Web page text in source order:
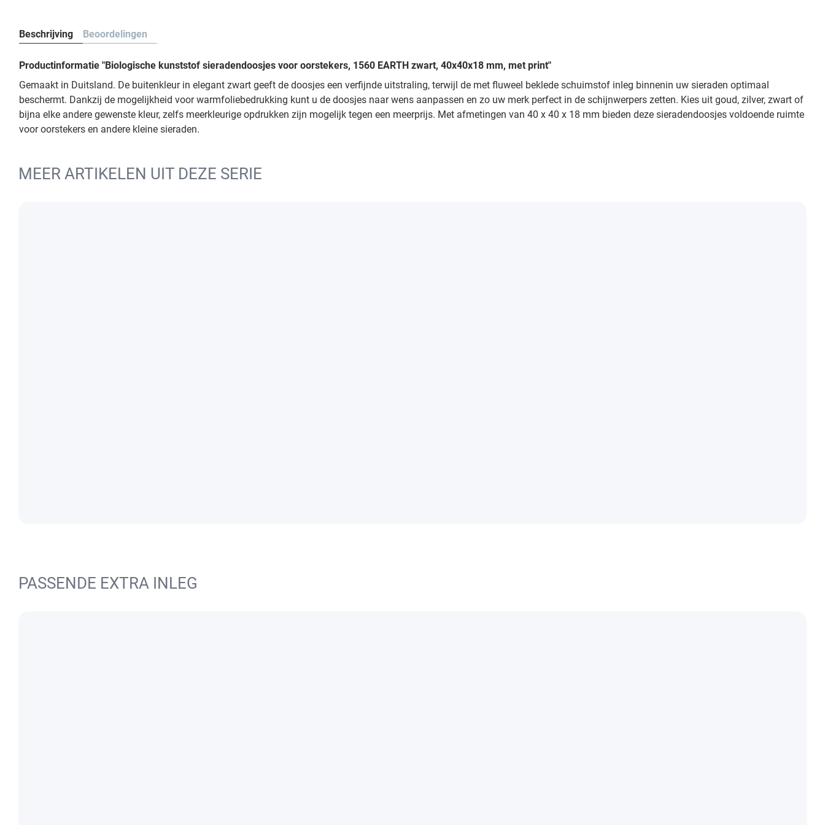
Beschrijving Beoordelingen
Productinformatie "Biologische kunststof sieradendoosjes voor oorstekers, 1560 EARTH zwart, 40x40x18 mm, met print"
Gemaakt in Duitsland. De buitenkleur in elegant zwart geeft de doosjes een verfijnde uitstraling, terwijl de met fluweel beklede schuimstof inleg binnenin uw sieraden optimaal
beschermt. Dankzij de mogelijkheid voor warmfoliebedrukking kunt u de doosjes naar wens aanpassen en zo uw merk perfect in de schijnwerpers zetten. Kies uit goud, zilver, zwart of
bijna elke andere gewenste kleur, zelfs meerkleurige opdrukken zijn mogelijk tegen een meerprijs. Met afmetingen van 40 x 40 x 18 mm bieden deze sieradendoosjes voldoende ruimte
voor oorstekers en andere kleine sieraden.
MEER ARTIKELEN UIT DEZE SERIE
PASSENDE EXTRA INLEG